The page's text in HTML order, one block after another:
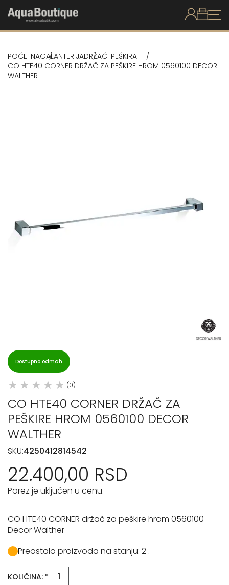
POČETNAGALANTERIJADRŽAČI PEŠKIRA
CO HTE40 CORNER DRŽAČ ZA PEŠKIRE HROM 0560100 DECOR
WALTHER
Dostupno odmah
(0)
CO HTE40 CORNER DRŽAČ ZA
PEŠKIRE HROM 0560100 DECOR
WALTHER
SKU:4250412814542
22.400,00 RSD
Porez je uključen u cenu.
CO HTE40 CORNER držač za peškire hrom 0560100
Decor Walther
Preostalo proizvoda na stanju: 2 .
KOLIČINA: *